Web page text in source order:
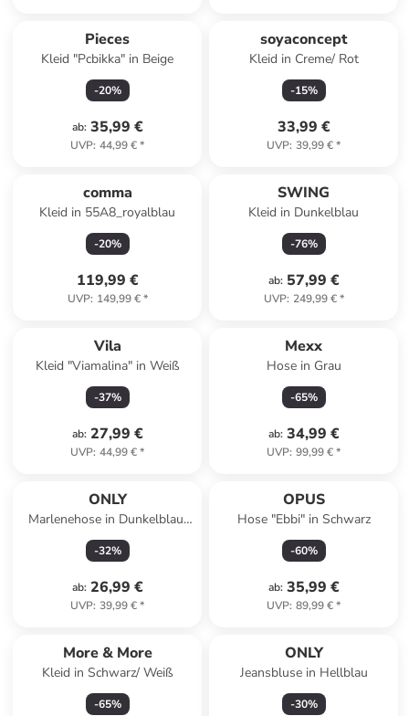
Pieces
Kleid "Pcbikka" in Beige
-20%
ab: 35,99 €
UVP: 44,99 €*
soyaconcept
Kleid in Creme/ Rot
-15%
33,99 €
UVP: 39,99 €*
comma
Kleid in 55A8_royalblau
-20%
119,99 €
UVP: 149,99 €*
SWING
Kleid in Dunkelblau
-76%
ab: 57,99 €
UVP: 249,99 €*
Vila
Kleid "Viamalina" in Weiß
-37%
ab: 27,99 €
UVP: 44,99 €*
Mexx
Hose in Grau
-65%
ab: 34,99 €
UVP: 99,99 €*
ONLY
Marlenehose in Dunkelblau/
Weiß
-32%
ab: 26,99 €
UVP: 39,99 €*
OPUS
Hose "Ebbi" in Schwarz
-60%
ab: 35,99 €
UVP: 89,99 €*
More & More
Kleid in Schwarz/ Weiß
-65%
ONLY
Jeansbluse in Hellblau
-30%